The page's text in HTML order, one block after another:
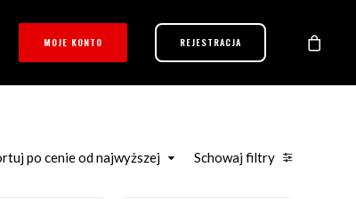
MOJE KONTO REJESTRACJA
Schowaj filtry
po cenie od najwyższej